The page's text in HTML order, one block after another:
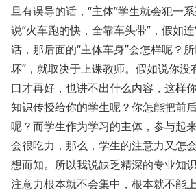
旦有误导的话，“主体”学生就会犯一
说“火车跑的快，全靠车头带”，假如连
话，那后面的“主体车身”会怎样呢？
坏”，就取决于上课教师。假如说你没
口才再好，也讲不出什么内容，这样
知识传授给你的学生呢？你怎能把前
呢？而学生作为学习的主体，参与起
会很吃力，那么，学生的注意力又怎
想而知。所以我说缺乏精深的专业知
注意力根本就不会集中，根本就不能上